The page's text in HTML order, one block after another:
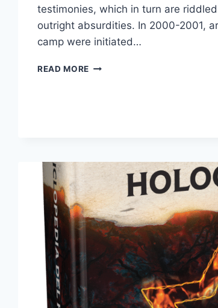
testimonies, which in turn are
outright absurdities. In 2000-2001,
camp were initiated…
READ MORE SOBIBOR